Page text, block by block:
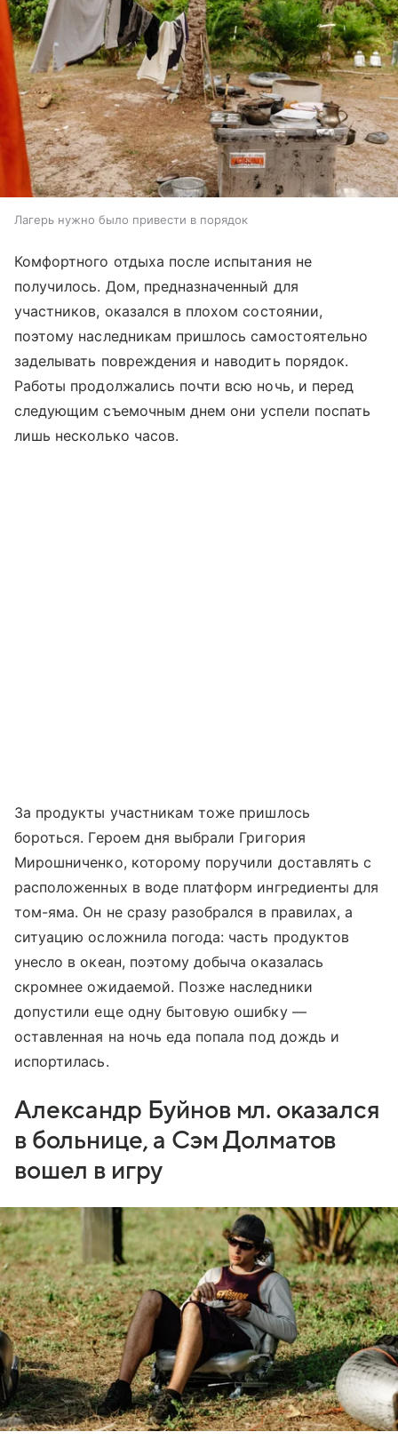
Лагерь нужно было привести в порядок
Комфортного отдыха после испытания не
получилось. Дом, предназначенный для
участников, оказался в плохом состоянии,
поэтому наследникам пришлось самостоятельно
заделывать повреждения и наводить порядок.
Работы продолжались почти всю ночь, и перед
следующим съемочным днем они успели поспать
лишь несколько часов.
За продукты участникам тоже пришлось
бороться. Героем дня выбрали Григория
Мирошниченко, которому поручили доставлять с
расположенных в воде платформ ингредиенты для
том-яма. Он не сразу разобрался в правилах, а
ситуацию осложнила погода: часть продуктов
унесло в океан, поэтому добыча оказалась
скромнее ожидаемой. Позже наследники
допустили еще одну бытовую ошибку —
оставленная на ночь еда попала под дождь и
испортилась.
Александр Буйнов мл. оказался
в больнице, а Сэм Долматов
вошел в игру